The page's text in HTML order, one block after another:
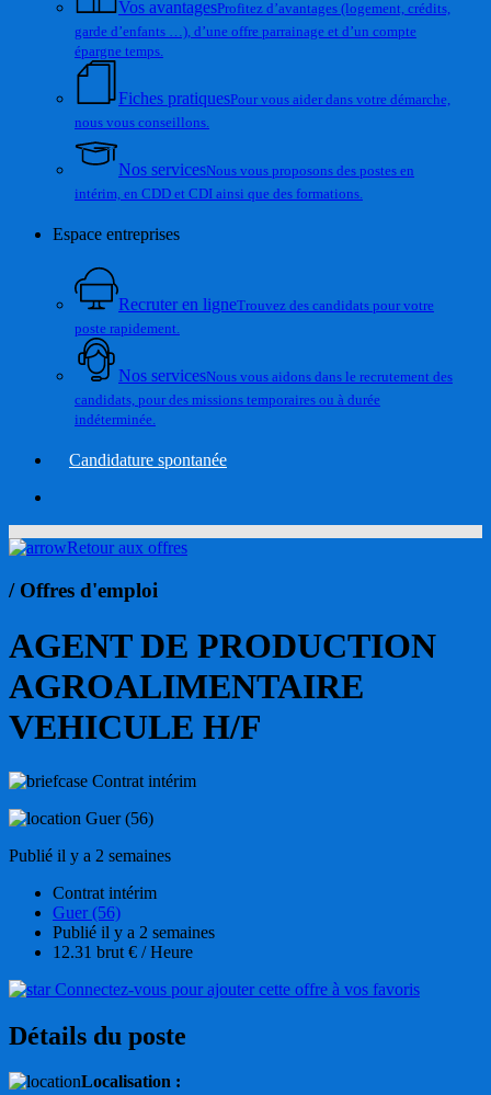
Vos avantagesProfitez d’avantages (logement, crédits,
garde d’enfants …), d’une offre parrainage et d’un compte
épargne temps.
Fiches pratiquesPour vous aider dans votre démarche,
nous vous conseillons.
Nos servicesNous vous proposons des postes en
intérim, en CDD et CDI ainsi que des formations.
Espace entreprises
Recruter en ligneTrouvez des candidats pour votre
poste rapidement.
Nos servicesNous vous aidons dans le recrutement des
candidats, pour des missions temporaires ou à durée
indéterminée.
Candidature spontanée
Retour aux offres
/ Offres d'emploi
AGENT DE PRODUCTION
AGROALIMENTAIRE
VEHICULE H/F
Contrat intérim
Guer (56)
Publié il y a 2 semaines
Contrat intérim
Guer (56)
Publié il y a 2 semaines
12.31 brut € / Heure
Connectez-vous pour ajouter cette offre à vos favoris
Détails du poste
Localisation :